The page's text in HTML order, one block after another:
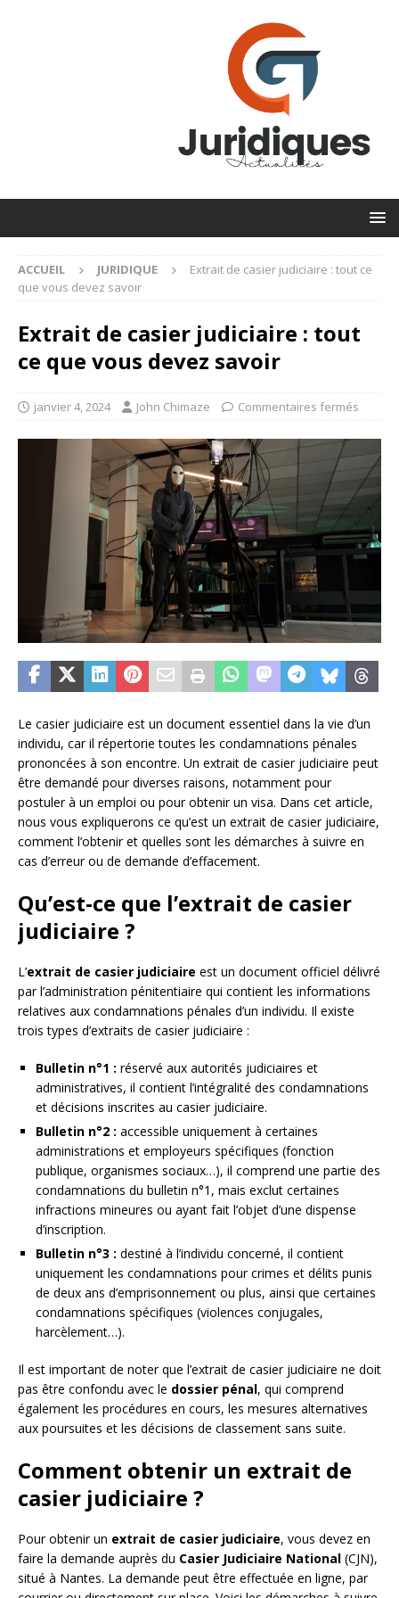
ACCUEIL JURIDIQUE
Extrait de casier judiciaire : tout ce
que vous devez savoir
Extrait de casier judiciaire : tout
ce que vous devez savoir
janvier 4, 2024 John Chimaze Commentaires fermés
Le casier judiciaire est un document essentiel dans la vie d’un
individu, car il répertorie toutes les condamnations pénales
prononcées à son encontre. Un extrait de casier judiciaire peut
être demandé pour diverses raisons, notamment pour
postuler à un emploi ou pour obtenir un visa. Dans cet article,
nous vous expliquerons ce qu’est un extrait de casier judiciaire,
comment l’obtenir et quelles sont les démarches à suivre en
cas d’erreur ou de demande d’effacement.
Qu’est-ce que l’extrait de casier
judiciaire ?
L’extrait de casier judiciaire est un document officiel délivré
par l’administration pénitentiaire qui contient les informations
relatives aux condamnations pénales d’un individu. Il existe
trois types d’extraits de casier judiciaire :
Bulletin n°1 : réservé aux autorités judiciaires et
administratives, il contient l’intégralité des condamnations
et décisions inscrites au casier judiciaire.
Bulletin n°2 : accessible uniquement à certaines
administrations et employeurs spécifiques (fonction
publique, organismes sociaux…), il comprend une partie des
condamnations du bulletin n°1, mais exclut certaines
infractions mineures ou ayant fait l’objet d’une dispense
d’inscription.
Bulletin n°3 : destiné à l’individu concerné, il contient
uniquement les condamnations pour crimes et délits punis
de deux ans d’emprisonnement ou plus, ainsi que certaines
condamnations spécifiques (violences conjugales,
harcèlement…).
Il est important de noter que l’extrait de casier judiciaire ne doit
pas être confondu avec le dossier pénal, qui comprend
également les procédures en cours, les mesures alternatives
aux poursuites et les décisions de classement sans suite.
Comment obtenir un extrait de
casier judiciaire ?
Pour obtenir un extrait de casier judiciaire, vous devez en
faire la demande auprès du Casier Judiciaire National (CJN),
situé à Nantes. La demande peut être effectuée en ligne, par